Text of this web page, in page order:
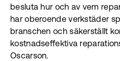
besluta hur och av vem
har oberoende verkstäder
branschen och säkerställt
kostnadseffektiva
Oscarson.